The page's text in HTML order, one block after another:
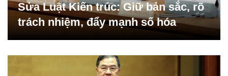
Sửa Luật Kiến trúc: Giữ bản sắc, rõ
trách nhiệm, đẩy mạnh số hóa